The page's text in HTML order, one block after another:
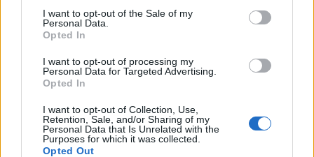
I want to opt-out of the Sale of my
Personal Data.
Opted In
I want to opt-out of processing my
Personal Data for Targeted Advertising.
Opted In
I want to opt-out of Collection, Use,
Retention, Sale, and/or Sharing of my
Personal Data that Is Unrelated with the
Purposes for which it was collected.
Opted Out
Altul
Arată rezultatele